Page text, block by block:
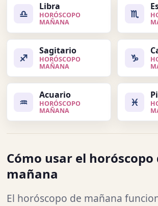
♎
Libra
HORÓSCOPO
MAÑANA
♏
♐
Sagitario
HORÓSCOPO
MAÑANA
♑
♒
Acuario
HORÓSCOPO
MAÑANA
♓
Cómo usar el horóscopo
mañana
El horóscopo de mañana